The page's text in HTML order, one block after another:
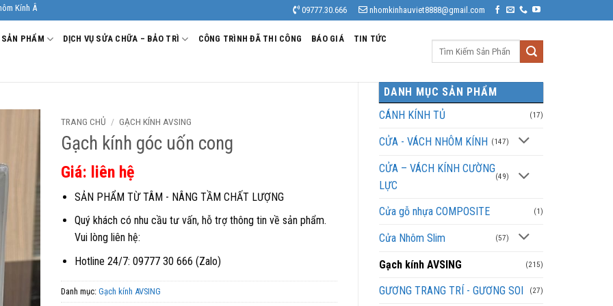
Viêt. Nhà Sản xuất - Thi công Nhôm kính uy tín, chất lượng. 09777.30.666 nhomkinhauviet8888@gmail.com
SẢN PHẨM DỊCH VỤ SỬA CHỮA – BẢO TRÌ CÔNG TRÌNH ĐÃ THI CÔNG BÁO GIÁ TIN TỨC
DANH MỤC SẢN PHẨM
CÁNH KÍNH TỦ
(17)
CỬA - VÁCH NHÔM KÍNH (147)
CỬA – VÁCH KÍNH CƯỜNG
LỰC
(49)
Cửa gỗ nhựa COMPOSITE (1)
Cửa Nhôm Slim (57)
Gạch kính AVSING (215)
GƯƠNG TRANG TRÍ - GƯƠNG SOI (27)
TRANG CHỦ / GẠCH KÍNH AVSING
Gạch kính góc uốn cong
Giá: liên hệ
SẢN PHẨM TỪ TÂM - NÂNG TẦM CHẤT LƯỢNG
Quý khách có nhu cầu tư vấn, hỗ trợ thông tin về sản phẩm.
Vui lòng liên hệ:
Hotline 24/7: 09777 30 666 (Zalo)
Danh mục: Gạch kính AVSING